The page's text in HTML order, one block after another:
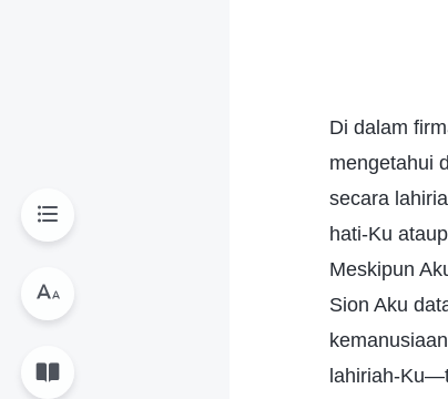
Di dalam
mengetahui
secara
hati-Ku
Meskipun
Sion Aku
lahiriah-